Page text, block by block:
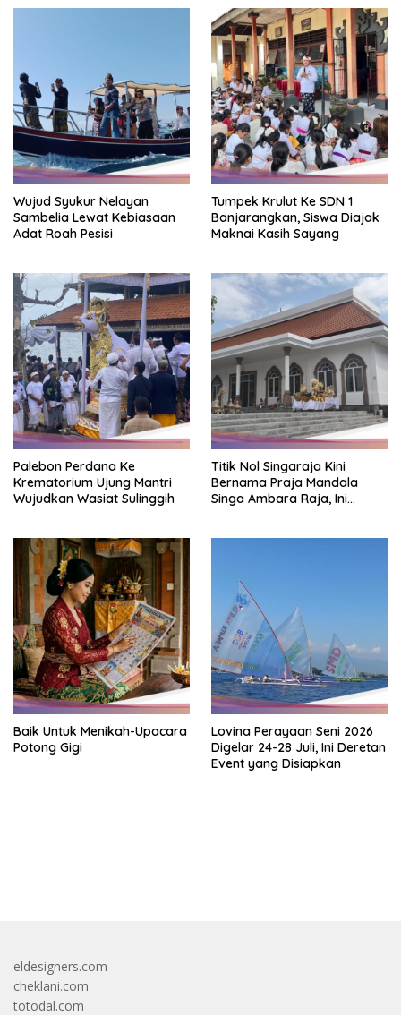
Wujud Syukur Nelayan
Sambelia Lewat Kebiasaan
Adat Roah Pesisi
Tumpek Krulut Ke SDN 1
Banjarangkan, Siswa Diajak
Maknai Kasih Sayang
Palebon Perdana Ke
Krematorium Ujung Mantri
Wujudkan Wasiat Sulinggih
Titik Nol Singaraja Kini
Bernama Praja Mandala
Singa Ambara Raja, Ini
Baik Untuk Menikah-Upacara
Potong Gigi
Lovina Perayaan Seni 2026
Digelar 24-28 Juli, Ini Deretan
Event yang Disiapkan
eldesigners.com
cheklani.com
totodal.com